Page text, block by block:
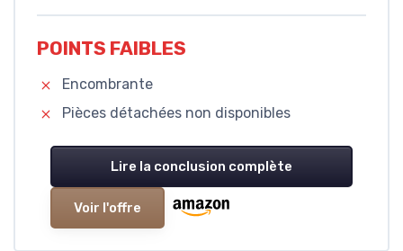
POINTS FAIBLES
Encombrante
Pièces détachées non disponibles
Lire la conclusion complète
Voir l'offre